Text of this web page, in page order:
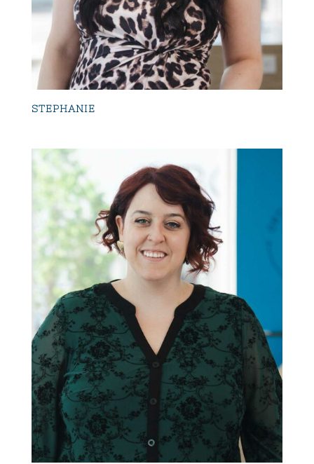
STEPHANIE